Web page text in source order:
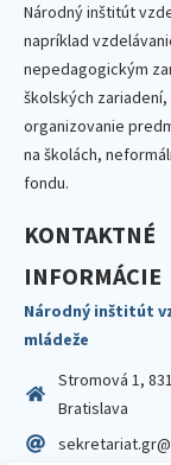
Národný inštitút
napríklad
nepedagogickým
školských
organizovanie
na školách,
fondu.
KONTAKTNÉ
INFORMÁCIE
Národný inštitút
mládeže
Stromová 1,
Bratislava